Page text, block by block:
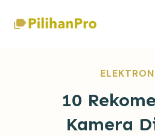
10
Kamera